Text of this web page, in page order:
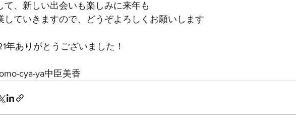
て、新しい出会いも楽しみに来年も
していきますので、どうぞよろしくお願いします
年ありがとうございました！
cya-ya中臣美香